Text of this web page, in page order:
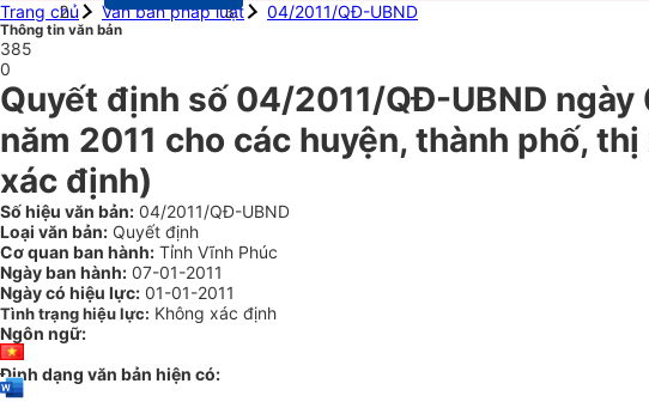
Trang chủ
Văn bản pháp luật 04/2011/QĐ-UBND
Thông tin văn bản
385
0
Quyết định số 04/2011/QĐ-UBND
năm 2011 cho các huyện, thành phố,
xác định)
Số hiệu văn bản: 04/2011/QĐ-UBND
Loại văn bản: Quyết định
Cơ quan ban hành: Tỉnh Vĩnh Phúc
Ngày ban hành: 07-01-2011
Ngày có hiệu lực: 01-01-2011
Tình trạng hiệu lực: Không xác định
Ngôn ngữ:
Định dạng văn bản hiện có: